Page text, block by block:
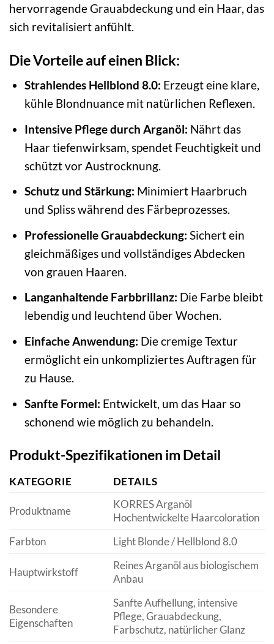
hervorragende Grauabdeckung und ein Haar, das
sich revitalisiert anfühlt.
Die Vorteile auf einen Blick:
Strahlendes Hellblond 8.0: Erzeugt eine klare,
kühle Blondnuance mit natürlichen Reflexen.
Intensive Pflege durch Arganöl: Nährt das
Haar tiefenwirksam, spendet Feuchtigkeit und
schützt vor Austrocknung.
Schutz und Stärkung: Minimiert Haarbruch
und Spliss während des Färbeprozesses.
Professionelle Grauabdeckung: Sichert ein
gleichmäßiges und vollständiges Abdecken
von grauen Haaren.
Langanhaltende Farbbrillanz: Die Farbe bleibt
lebendig und leuchtend über Wochen.
Einfache Anwendung: Die cremige Textur
ermöglicht ein unkompliziertes Auftragen für
zu Hause.
Sanfte Formel: Entwickelt, um das Haar so
schonend wie möglich zu behandeln.
Produkt-Spezifikationen im Detail
KATEGORIE DETAILS
Produktname
KORRES Arganöl
Hochentwickelte Haarcoloration
Farbton
Light Blonde / Hellblond 8.0
Hauptwirkstoff
Reines Arganöl aus biologischem
Anbau
Besondere
Eigenschaften
Sanfte Aufhellung, intensive
Pflege, Grauabdeckung,
Farbschutz, natürlicher Glanz